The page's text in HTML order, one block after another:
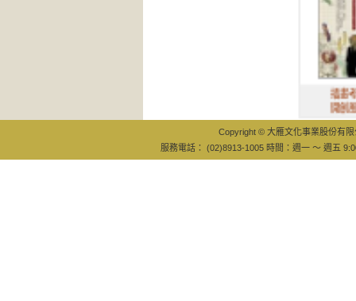
插畫考：那個
開創風格的時
Copyright © 大雁文化事業股份有
服務電話： (02)8913-1005 時間：週一 ～ 週五